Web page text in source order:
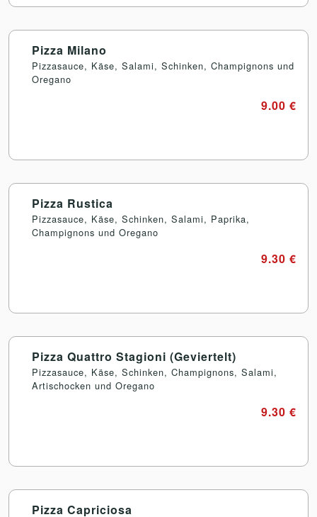
Pizza Milano
Pizzasauce, Käse, Salami, Schinken, Champignons und
Oregano
9.00 €
Pizza Rustica
Pizzasauce, Käse, Schinken, Salami, Paprika,
Champignons und Oregano
9.30 €
Pizza Quattro Stagioni (Geviertelt)
Pizzasauce, Käse, Schinken, Champignons, Salami,
Artischocken und Oregano
9.30 €
Pizza Capriciosa